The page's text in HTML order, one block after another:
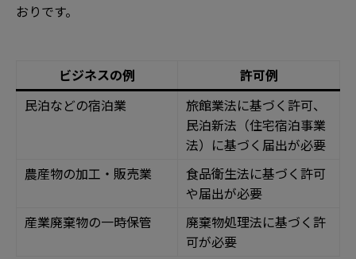
おりです。
ビジネスの例
許可例
民泊などの宿泊業
旅館業法に基づく許可、
民泊新法（住宅宿泊事業
法）に基づく届出が必要
農産物の加工・販売業
食品衛生法に基づく許可
や届出が必要
産業廃棄物の一時保管
廃棄物処理法に基づく許
可が必要